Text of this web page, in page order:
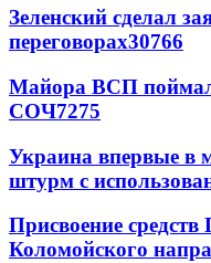
Зеленский сделал
переговорах30766
Майора ВСП
СОЧ7275
Украина впервые в
штурм с
Присвоение
Коломойского